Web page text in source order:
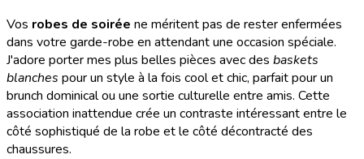
Vos robes de soirée ne méritent pas de rester enfermées
dans votre garde-robe en attendant une occasion spéciale.
J'adore porter mes plus belles pièces avec des baskets
blanches pour un style à la fois cool et chic, parfait pour un
brunch dominical ou une sortie culturelle entre amis. Cette
association inattendue crée un contraste intéressant entre le
côté sophistiqué de la robe et le côté décontracté des
chaussures.